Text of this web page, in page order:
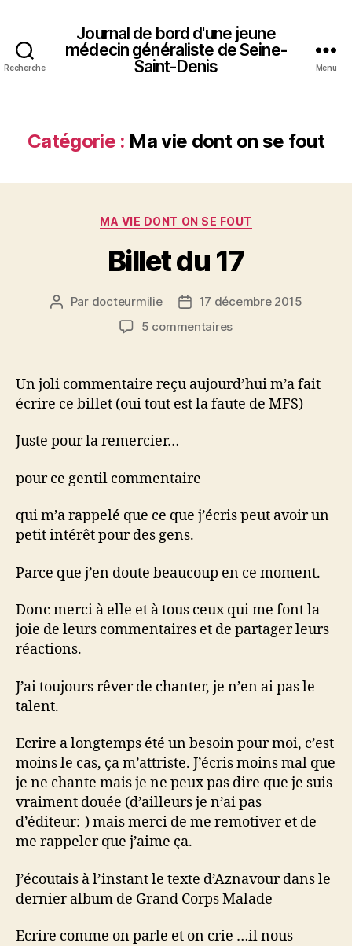
Recherche
Journal de bord d'une jeune
médecin généraliste de Seine-
Saint-Denis
Menu
Catégorie : Ma vie dont on se fout
Catégories
MA VIE DONT ON SE FOUT
Billet du 17
Auteur
Par docteurmilie
Date17 décembre 2015
5 commentairessur
17
Un joli commentaire reçu aujourd’hui m’a fait
écrire ce billet (oui tout est la faute de MFS)
Juste pour la remercier…
pour ce gentil commentaire
qui m’a rappelé que ce que j’écris peut avoir un
petit intérêt pour des gens.
Parce que j’en doute beaucoup en ce moment.
Donc merci à elle et à tous ceux qui me font la
joie de leurs commentaires et de partager leurs
réactions.
J’ai toujours rêver de chanter, je n’en ai pas le
talent.
Ecrire a longtemps été un besoin pour moi, c’est
moins le cas, ça m’attriste. J’écris moins mal que
je ne chante mais je ne peux pas dire que je suis
vraiment douée (d’ailleurs je n’ai pas
d’éditeur:-) mais merci de me remotiver et de
me rappeler que j’aime ça.
J’écoutais à l’instant le texte d’Aznavour dans le
dernier album de Grand Corps Malade
Ecrire comme on parle et on crie …il nous